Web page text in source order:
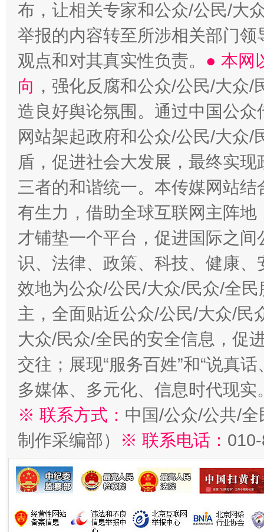
布，让相关专家和公众/公民/大
举报的内容转至所涉相关部门
观点和对其真实性负责。 ● 本网
向 ，强化反腐和公众/公民/大众
造良好舆论氛围。通过中国公
网站架起政府和公众/公民/大众
盾，促进社会大发展，最终实
三者的和谐统一。本传媒网站
有生力，借助全球互联网主阵
才铺垫一个平台，促进国际之
识、法律、政策、科技、健康
效地为公众/公民/大众/民众/全
主，全面贴近公众/公民/大众/民
大众/民众/全民的安全信息，促
交往；展现“服务百姓”和“说真
多媒体、多元化、信息时代现实
※ 联系方式： 中国/公众/公共/
制作采编部）
※ 联系电话：